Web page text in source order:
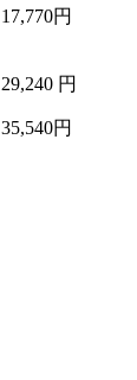
17,770円
29,240 円
35,540円